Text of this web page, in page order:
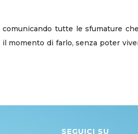
comunicando tutte le sfumature
momento di farlo, senza poter
SEGUICI SU